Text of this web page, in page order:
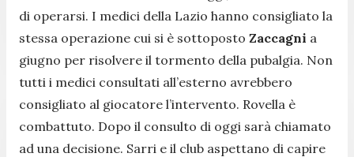
di operarsi. I medici della Lazio hanno consigliato la
stessa operazione cui si è sottoposto Zaccagni a
giugno per risolvere il tormento della pubalgia. Non
tutti i medici consultati all’esterno avrebbero
consigliato al giocatore l’intervento. Rovella è
combattuto. Dopo il consulto di oggi sarà chiamato
ad una decisione. Sarri e il club aspettano di capire